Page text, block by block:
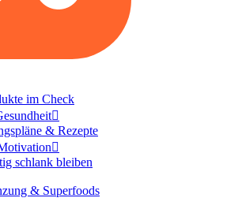
im Check
& Rezepte
schlank bleiben
& Superfoods